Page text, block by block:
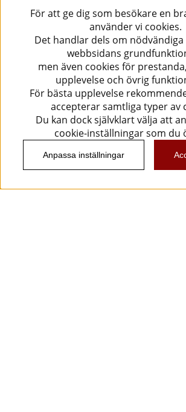
För att ge dig som besökare en
använder vi cookies.
Det handlar dels om
webbsidans
men även cookies för
upplevelse och övrig
För bästa upplevelse
accepterar samtliga typer av
Du kan dock självklart välja att
cookie-inställningar som du
Anpassa inställningar